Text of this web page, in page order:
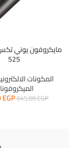
525
المكونات
645,00EGP
EGP